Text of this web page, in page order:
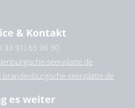
& Kontakt
33 91) 65 96 30
seenplatte.de
seenplatte.de
es weiter